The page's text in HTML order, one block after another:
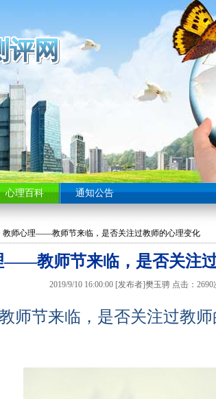
评网
评网
评网
评网
评网
评网
评网
评网
评网
评网
评网
评网
评网
评网
评网
评网
评网
评网
评网
评网
评网
评网
评网
评网
评网
评网
评网
评网
评网
评网
评网
评网
评网
评网
评网
评网
评网
评网
评网
评网
评网
评网
评网
评网
评网
心理百科 通知公告
教师心理——教师节来临，是否关注过教师的心理变化
——教师节来临，是否关注
2019/9/10 16:00:00 [发布者]樊玉骋 点击：2690
师节来临，是否关注过教